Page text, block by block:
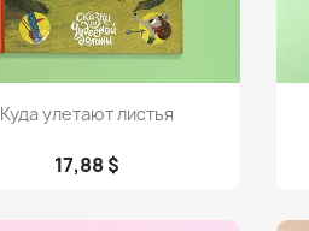
Просмотр
Куда улетают листья
17,88 $